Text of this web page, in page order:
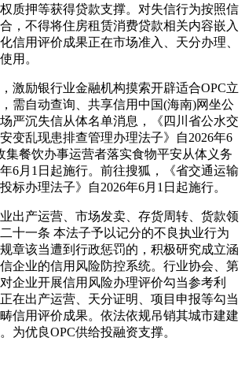
质押等获得贷款支撑。对失信行为按照信
，不得将住房租赁消费贷款相关内容嵌入
信用评价成果正在市场准入、天分办理、
用。
励银行业金融机构摸索开辟适合OPC立
需自动查询、共享信用中国(海南)网坐公
严沉失信从体名单消息，《四川省公水交
变乱现患排查管理办理法子》自2026年6
集餐饮办事运营者落实食物平安从体义务
6月1日起施行。前往搜狐，《省交通运输
标办理法子》自2026年6月1日起施行。
产运营、市场发卖、存货周转、货款领
十一条 本法子予以记分的不良执业行为
章该当遭到行政惩罚的，积极研究成立涵
企业的信用风险防控系统。行业协会、第
企业开展信用风险办理评价勾当参考利
在出产运营、天分证明、项目申报等勾当
信用评价成果。依法依规吊销其城市建建
为优良OPC供给投融资支撑。